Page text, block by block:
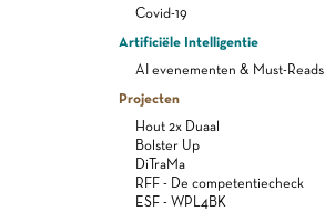
Covid-19
Artificiële Intelligentie
AI evenementen & Must-Reads
Projecten
Hout 2x Duaal
Bolster Up
DiTraMa
RFF - De competentiecheck
ESF - WPL4BK